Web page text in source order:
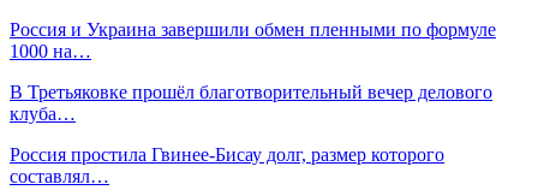
Россия и Украина завершили обмен пленными по формуле
1000 на…
В Третьяковке прошёл благотворительный вечер делового
клуба…
Россия простила Гвинее-Бисау долг, размер которого
составлял…